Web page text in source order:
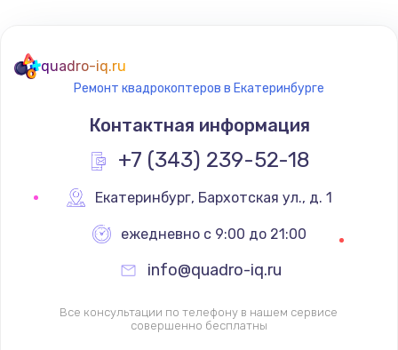
quadro-iq.ru
Ремонт квадрокоптеров в Екатеринбурге
Контактная информация
+7 (343) 239-52-18
Екатеринбург, Бархотская ул., д. 1
ежедневно с 9:00 до 21:00
info@quadro-iq.ru
Все консультации по телефону в нашем сервисе
совершенно бесплатны